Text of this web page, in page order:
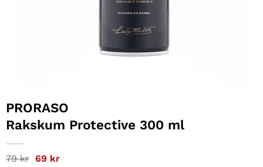
PRORASO
Rakskum Protective 300 ml
79kr Det
69 krDet